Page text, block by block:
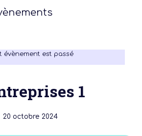
évènement est passé
1
20 octobre 2024